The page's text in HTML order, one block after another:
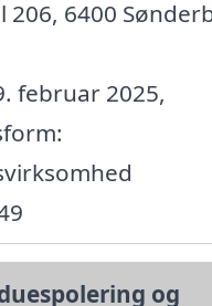
206, 6400
februar 2025,
og